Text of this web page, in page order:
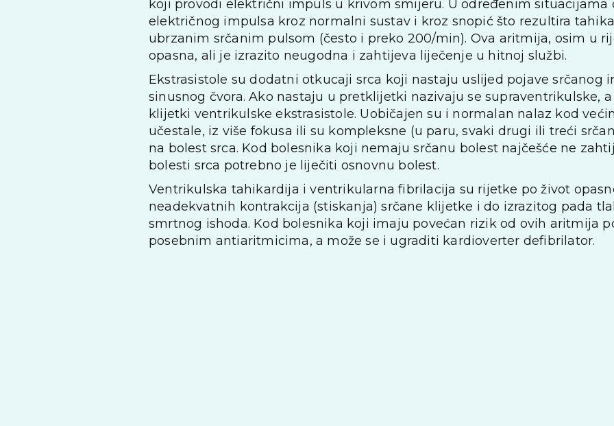
koji provodi električni impuls u krivom smijeru. U određenim situacijama
električnog impulsa kroz normalni sustav i kroz snopić što rezultira
ubrzanim srčanim pulsom (često i preko 200/min). Ova aritmija, osim u
opasna, ali je izrazito neugodna i zahtijeva liječenje u hitnoj službi.
Ekstrasistole su dodatni otkucaji srca koji nastaju uslijed pojave srčanog
sinusnog čvora. Ako nastaju u pretklijetki nazivaju se supraventrikulske,
klijetki ventrikulske ekstrasistole. Uobičajen su i normalan nalaz kod
učestale, iz više fokusa ili su kompleksne (u paru, svaki drugi ili treći
na bolest srca. Kod bolesnika koji nemaju srčanu bolest najčešće ne
bolesti srca potrebno je liječiti osnovnu bolest.
Ventrikulska tahikardija i ventrikularna fibrilacija su rijetke po život
neadekvatnih kontrakcija (stiskanja) srčane klijetke i do izrazitog pada
smrtnog ishoda. Kod bolesnika koji imaju povećan rizik od ovih aritmija
posebnim antiaritmicima, a može se i ugraditi kardioverter defibrilator.